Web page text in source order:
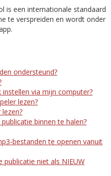
is een internationale standaard
te verspreiden en wordt onder
ondersteund?
via mijn computer?
lezen?
binnen te halen?
bestanden te openen vanuit
niet als NIEUW